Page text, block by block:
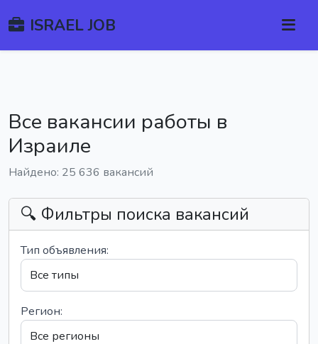
ISRAEL JOB
Все вакансии работы в
Израиле
Найдено: 25 636 вакансий
🔍 Фильтры поиска вакансий
Тип объявления:
Регион: